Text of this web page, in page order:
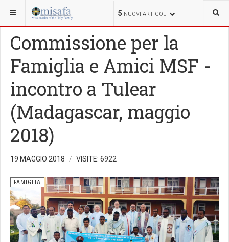
5 NUOVI ARTICOLI
SEI QUI: FAMIGLIA
Commissione per la
Famiglia e Amici MSF -
incontro a Tulear
(Madagascar, maggio
2018)
19 MAGGIO 2018 VISITE: 6922
FAMIGLIA